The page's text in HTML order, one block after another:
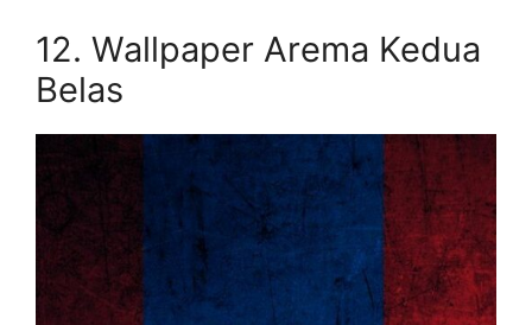
12. Wallpaper Arema Kedua
Belas